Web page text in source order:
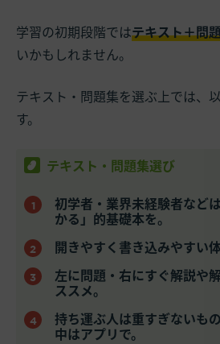
学習の初期段階ではテキスト＋問
いかもしれません。
テキスト・問題集を選ぶ上では、
す。
テキスト・問題集選び
初学者・業界未経験者など
かる」的基礎本を。
開きやすく書き込みやすい
左に問題・右にすぐ解説や
ススメ。
持ち運ぶ人は重すぎないも
中はアプリで。